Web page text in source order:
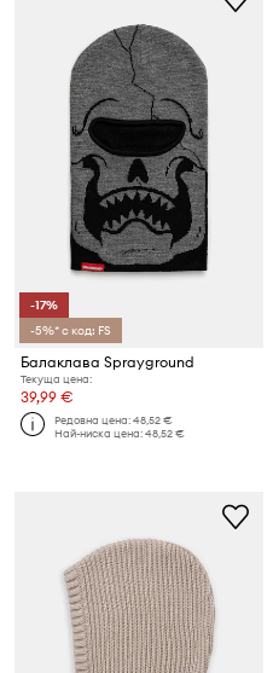
-17%
-5%* с код: FS
Балаклава Sprayground
Текуща цена:
39,99 €
Редовна цена:48,52 €
Най-ниска цена:48,52 €